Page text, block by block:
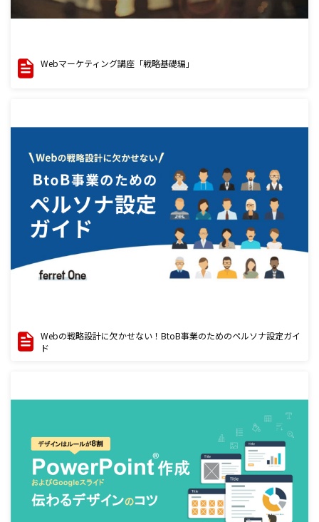
Webマーケティング講座「戦略基礎編」
Webの戦略設計に欠かせない！BtoB事業のためのペルソナ設定ガイ
ド